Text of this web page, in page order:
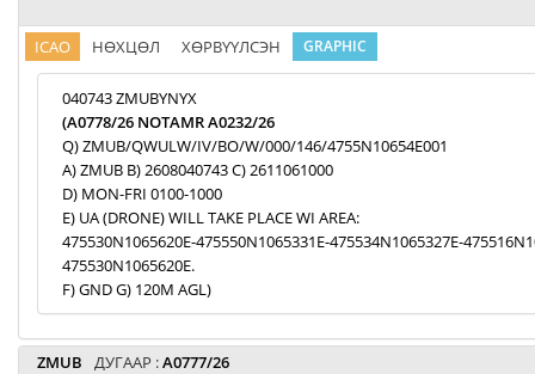
ICAO НӨХЦӨЛ ХӨРВҮҮЛСЭН GRAPHIC
040743 ZMUBYNYX
(A0778/26 NOTAMR A0232/26
Q) ZMUB/QWULW/IV/BO/W/000/146/4755N10654E001
A) ZMUB B) 2608040743 C) 2611061000
D) MON-FRI 0100-1000
E) UA (DRONE) WILL TAKE PLACE WI AREA:
475530N1065620E-475550N1065331E-475534N1065327E-
475530N1065620E.
F) GND G) 120M AGL)
ZMUB ДУГААР :A0777/26